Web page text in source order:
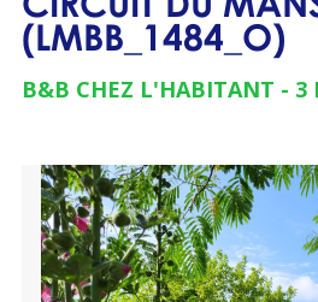
(LMBB_1484_O)
B&B CHEZ L'HABITANT 3